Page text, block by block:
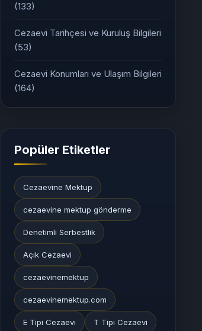
(133)
Cezaevi Tarihçesi ve Kuruluş Bilgileri
(53)
Cezaevi Konumları ve Ulaşım Bilgileri
(164)
Popüler Etiketler
Cezaevine Mektup
cezaevine mektup gönderme
Denetimli Serbestlik
Açık Cezaevi
cezaevinemektup
cezaevinemektup.com
E Tipi Cezaevi T Tipi Cezaevi